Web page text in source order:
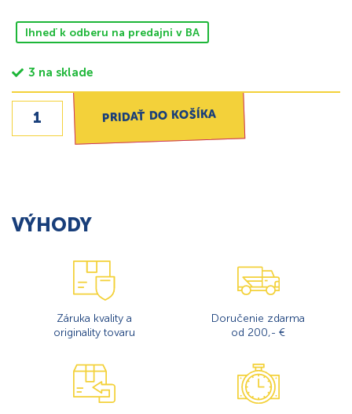
Ihneď k odberu na predajni v BA
3 na sklade
PRIDAŤ DO KOŠÍKA
VÝHODY
Záruka kvality a
originality tovaru
Doručenie zdarma
od 200,- €